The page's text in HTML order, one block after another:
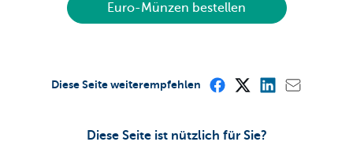
Euro-Münzen bestellen
Diese Seite ist nützlich für Sie?
Diese Seite weiterempfehlen